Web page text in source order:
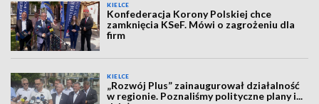
KIELCE
Konfederacja Korony Polskiej chce
zamknięcia KSeF. Mówi o zagrożeniu dla
firm
KIELCE
„Rozwój Plus” zainaugurował działalność
w regionie. Poznaliśmy polityczne plany i...